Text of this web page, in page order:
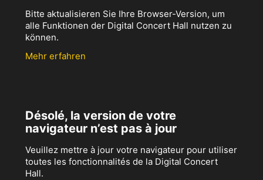
Bitte aktualisieren Sie Ihre Browser-Version, um
alle Funktionen der Digital Concert Hall nutzen zu
können.
Mehr erfahren
Désolé, la version de votre
navigateur n’est pas à jour
Veuillez mettre à jour votre navigateur pour utiliser
toutes les fonctionnalités de la Digital Concert
Hall.